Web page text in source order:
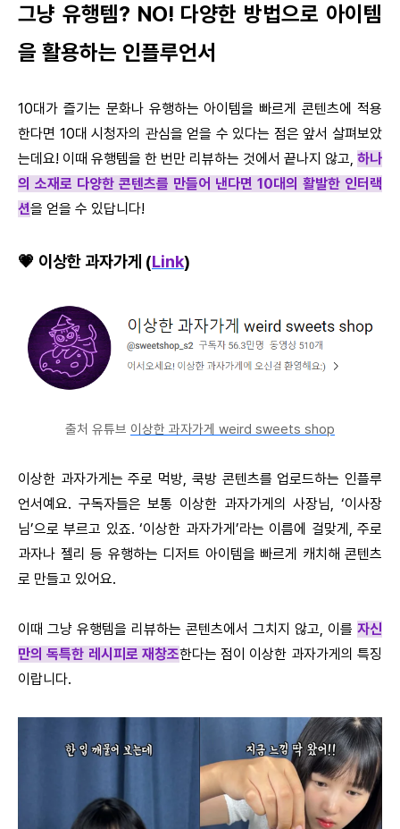
그냥 유행템? NO! 다양한 방법으로 아이템
을 활용하는 인플루언서
10대가 즐기는 문화나 유행하는 아이템을 빠르게 콘텐츠에 적용
한다면 10대 시청자의 관심을 얻을 수 있다는 점은 앞서 살펴보았
는데요! 이때 유행템을 한 번만 리뷰하는 것에서 끝나지 않고, 하나
의 소재로 다양한 콘텐츠를 만들어 낸다면 10대의 활발한 인터랙
션을 얻을 수 있답니다!
💗 이상한 과자가게 (Link)
출처 유튜브 이상한 과자가게 weird sweets shop
이상한 과자가게는 주로 먹방, 쿡방 콘텐츠를 업로드하는 인플루
언서예요. 구독자들은 보통 이상한 과자가게의 사장님, ‘이사장
님’으로 부르고 있죠. ‘이상한 과자가게’라는 이름에 걸맞게, 주로
과자나 젤리 등 유행하는 디저트 아이템을 빠르게 캐치해 콘텐츠
로 만들고 있어요.
이때 그냥 유행템을 리뷰하는 콘텐츠에서 그치지 않고, 이를 자신
만의 독특한 레시피로 재창조한다는 점이 이상한 과자가게의 특징
이랍니다.